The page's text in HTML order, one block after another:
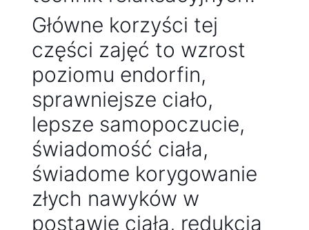
Główne korzyści tej
części zajęć to wzrost
poziomu endorfin,
sprawniejsze ciało,
lepsze samopoczucie,
świadomość ciała,
świadome korygowanie
złych nawyków w
postawie ciała, redukcja